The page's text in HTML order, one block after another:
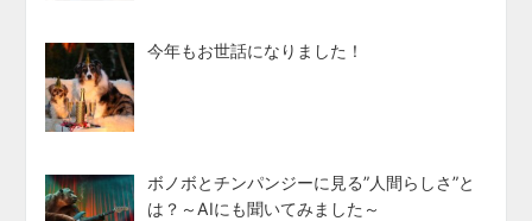
今年もお世話になりました！
ボノボとチンパンジーに見る”人間らしさ”と
は？～AIにも聞いてみました～